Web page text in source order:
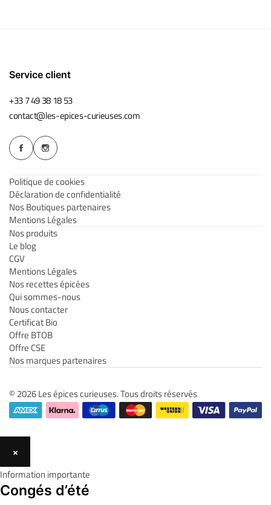
Service client
+33 7 49 38 18 53
contact@les-epices-curieuses.com
Politique de cookies
Déclaration de confidentialité
Nos Boutiques partenaires
Mentions Légales
Nos produits
Le blog
CGV
Mentions Légales
Nos recettes épicées
Qui sommes-nous
Nous contacter
Certificat Bio
Offre BTOB
Offre CSE
Nos marques partenaires
© 2026 Les épices curieuses. Tous droits réservés
×
Information importante
Congés d’été